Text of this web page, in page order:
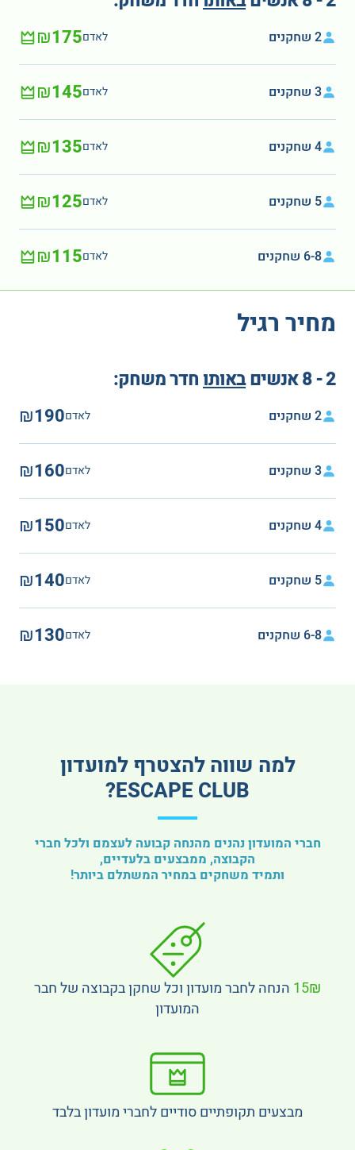
2 שחקנים לאדם₪175
3 שחקנים לאדם₪145
4 שחקנים לאדם₪135
5 שחקנים לאדם₪125
6-8 שחקנים לאדם₪115
מחיר רגיל
2 - 8 אנשים באותו חדר משחק:
2 שחקנים לאדם₪190
3 שחקנים לאדם₪160
4 שחקנים לאדם₪150
5 שחקנים לאדם₪140
6-8 שחקנים לאדם₪130
למה שווה להצטרף למועדון
ESCAPE CLUB?
חברי המועדון נהנים מהנחה קבועה לעצמם ולכל חברי
הקבוצה, ממבצעים בלעדיים,
ותמיד משחקים במחיר המשתלם ביותר!
15₪ הנחה לחבר מועדון וכל שחקן בקבוצה של חבר
המועדון
מבצעים תקופתיים סודיים לחברי מועדון בלבד